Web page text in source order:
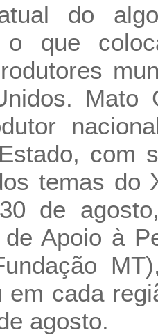
do
o que
com
temas do
de
de Apoio à
em cada
agosto.